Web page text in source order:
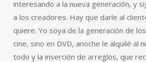
interesando a la nueva generación, y
a los creadores. Hay que darle al
quiere. Yo soya de la generación de
cine, sino en DVD, anoche le alquilé al
todo y la inserción de arreglos, que